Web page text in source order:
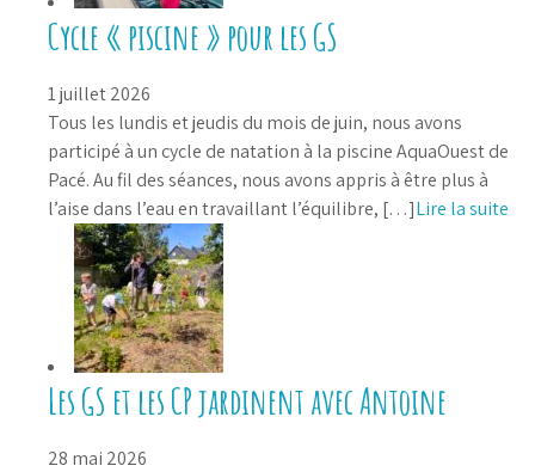
Cycle « piscine » pour les GS
1 juillet 2026
Tous les lundis et jeudis du mois de juin, nous avons
participé à un cycle de natation à la piscine AquaOuest de
Pacé. Au fil des séances, nous avons appris à être plus à
l’aise dans l’eau en travaillant l’équilibre, […]Lire la suite
Les GS et les CP jardinent avec Antoine
28 mai 2026